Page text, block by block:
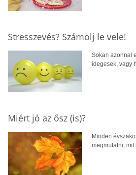
Stresszevés? Számolj le vele!
Sokan azonnal
idegesek, vagy
Miért jó az ősz (is)?
Minden
megmutatni,